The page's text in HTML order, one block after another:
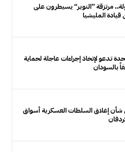
مرتزقة ”النوير“ يسيطرون على
المليشيا
تدعو لإتخاذ إجراءات عاجلة لحماية
بالسودان
شأن إغلاق السلطات العسكرية أسواق